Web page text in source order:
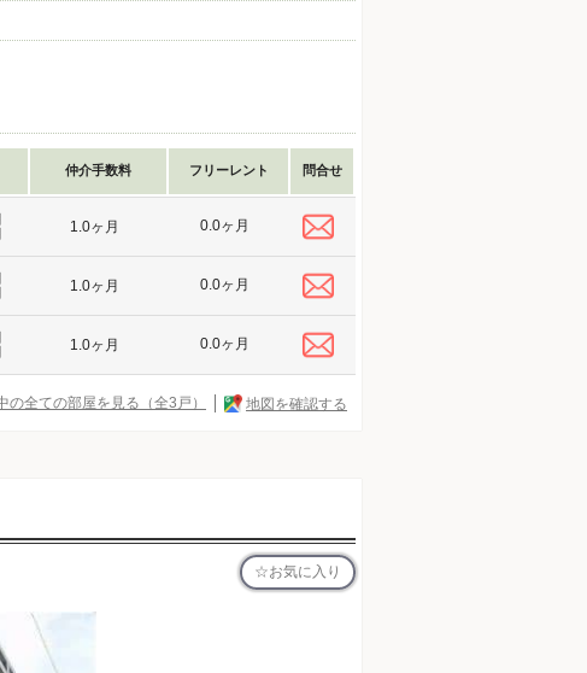
仲介手数料 フリーレント 問合せ
1.0ヶ月 0.0ヶ月
1.0ヶ月 0.0ヶ月
1.0ヶ月 0.0ヶ月
の全ての部屋を見る（全3戸） 地図を確認する
お気に入り